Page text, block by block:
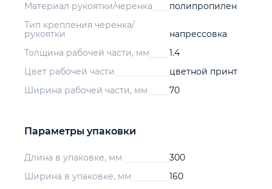
Материал рукоятки/черенка
полипропилен
Тип крепления черенка/
рукоятки
напрессовка
Толщина рабочей части, мм
1.4
Цвет рабочей части
цветной принт
Ширина рабочей части, мм
70
Параметры упаковки
Длина в упаковке, мм
300
Ширина в упаковке, мм
160